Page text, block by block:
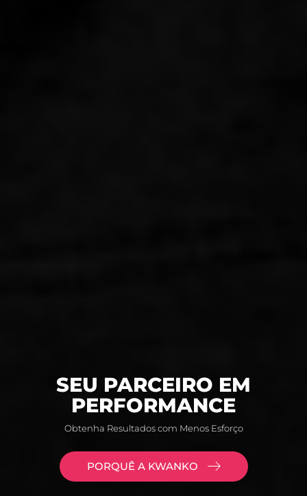
SEU PARCEIRO EM
PERFORMANCE
Obtenha Resultados com Menos Esforço
PORQUÊ A KWANKO